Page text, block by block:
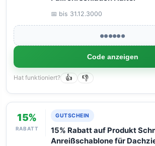
📅 bis 31.12.3000
●●●●●●
Code anzeigen
Hat funktioniert? 👍 👎
15%
RABATT
GUTSCHEIN
15% Rabatt auf Produkt
Anreißschablone für